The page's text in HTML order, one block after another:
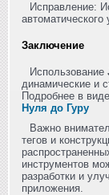
Исправление:
автоматического
Заключение
Использование
динамические и
Подробнее в
Нуля до Гуру
Важно
тегов и
инструментов
разработки и
приложения.